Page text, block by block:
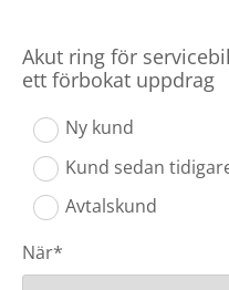
Akut ring för
ett förbokat uppdrag
Ny kund
Kund sedan
Avtalskund
När*